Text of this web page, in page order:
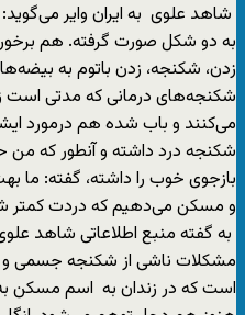
شاهد علوی به ایران وایر
به دو شکل صورت گرفته. هم
زدن، شکنجه، زدن باتوم به
شکنجه‌های درمانی که مدتی است
می‌کنند و باب شده هم درمورد
شکنجه درد داشته و آنطور که
بازجوی خوب را داشته، گفته: ما
و مسکن می‌دهیم که دردت کمتر
به گفته منبع اطلاعاتی شاهد
مشکلات ناشی از شکنجه جسمی و
است که در زندان به اسم مسکن